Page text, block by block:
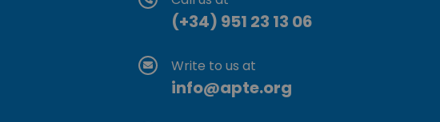
(+34) 951 23 13 06
Write to us at
info@apte.org